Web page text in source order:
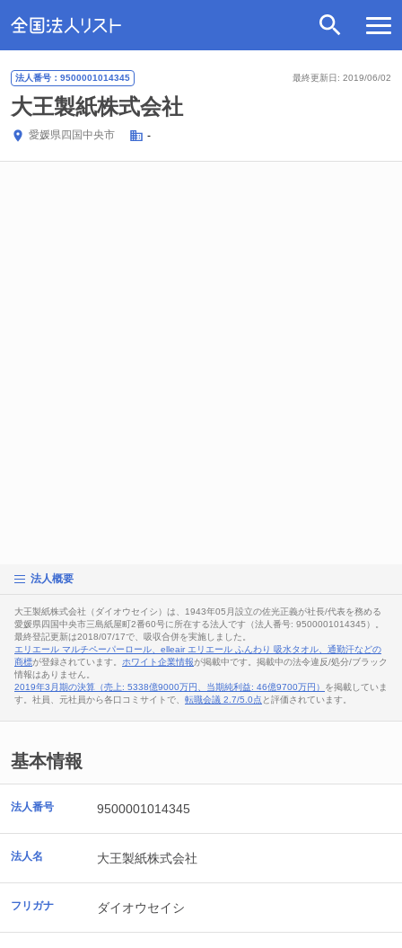
最終更新日: 2019/06/02
法人番号：9500001014345
大王製紙株式会社
愛媛県四国中央市 -
法人概要
大王製紙株式会社（ダイオウセイシ）は、1943年05月設立の佐光正義が社長/代表を務める
愛媛県四国中央市三島紙屋町2番60号に所在する法人です（法人番号: 9500001014345）。
最終登記更新は2018/07/17で、吸収合併を実施しました。
エリエール マルチペーパーロール、elleair エリエール ふんわり 吸水タオル、通勤汗などの
商標が登録されています。 ホワイト企業情報が掲載中です。掲載中の法令違反/処分/ブラック
情報はありません。
2019年3月期の決算（売上: 5338億9000万円、当期純利益: 46億9700万円） を掲載していま
す。社員、元社員から各口コミサイトで、 転職会議 2.7/5.0点 と評価されています。
基本情報
法人番号 9500001014345
法人名 大王製紙株式会社
フリガナ ダイオウセイシ